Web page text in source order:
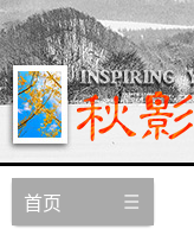
首页